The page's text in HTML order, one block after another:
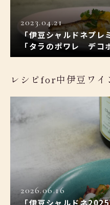
2023.04.21
「伊豆シャルドネプ
「タラのポワレ デコ
レシピfor中伊豆ワイ
2026.06.16
「伊豆シャルドネ